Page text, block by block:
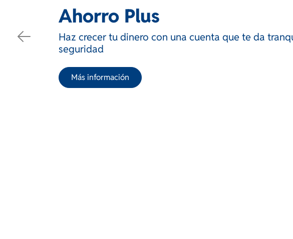
Ahorro Plus
Haz crecer tu dinero con una cuenta que te da
seguridad
Más información